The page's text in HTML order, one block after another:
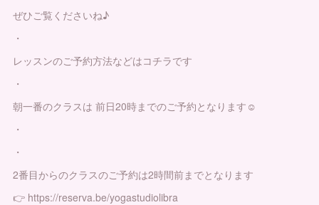
ぜひご覧くださいね♪
・
レッスンのご予約方法などはコチラです
・
朝一番のクラスは 前日20時までのご予約となります☺️
・
・
2番目からのクラスのご予約は2時間前までとなります
👉 https://reserva.be/yogastudiolibra